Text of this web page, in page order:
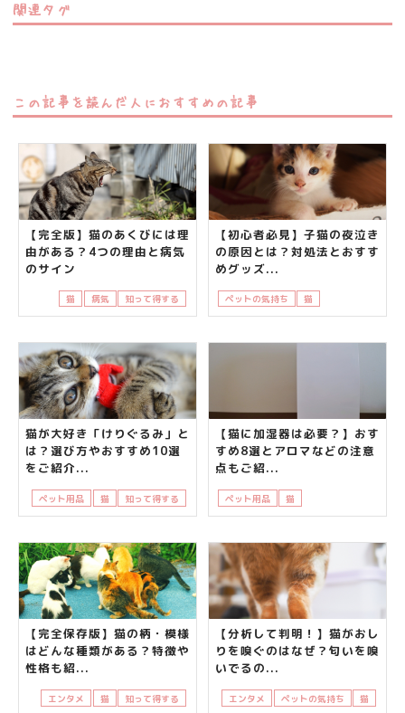
関連タグ
この記事を読んだ人におすすめの記事
【完全版】猫のあくびには理
由がある？4つの理由と病気
のサイン
猫 病気 知って得する
【初心者必見】子猫の夜泣き
の原因とは？対処法とおすす
めグッズ...
ペットの気持ち 猫
猫が大好き「けりぐるみ」と
は？選び方やおすすめ10選
をご紹介...
ペット用品 猫 知って得する
【猫に加湿器は必要？】おす
すめ8選とアロマなどの注意
点もご紹...
ペット用品 猫
【完全保存版】猫の柄・模様
はどんな種類がある？特徴や
性格も紹...
エンタメ 猫 知って得する
【分析して判明！】猫がおし
りを嗅ぐのはなぜ？匂いを嗅
いでるの...
エンタメ ペットの気持ち 猫